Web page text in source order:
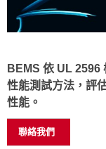
BEMS 依 UL 2596
性能測試方法，評
性能。
聯絡我們